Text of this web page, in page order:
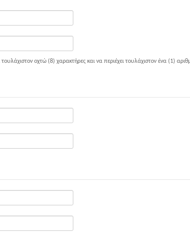
τουλάχιστον οχτώ (8) χαρακτήρες και να περιέχει τουλάχιστον ένα (1)